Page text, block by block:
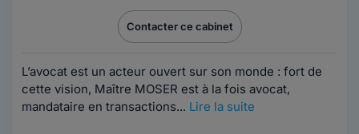
Contacter ce cabinet
L’avocat est un acteur ouvert sur son monde : fort de
cette vision, Maître MOSER est à la fois avocat,
mandataire en transactions... Lire la suite